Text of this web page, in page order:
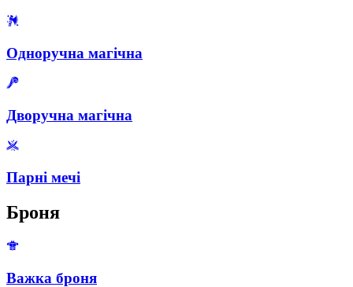
Одноручна магічна
Дворучна магічна
Парні мечі
Броня
Важка броня